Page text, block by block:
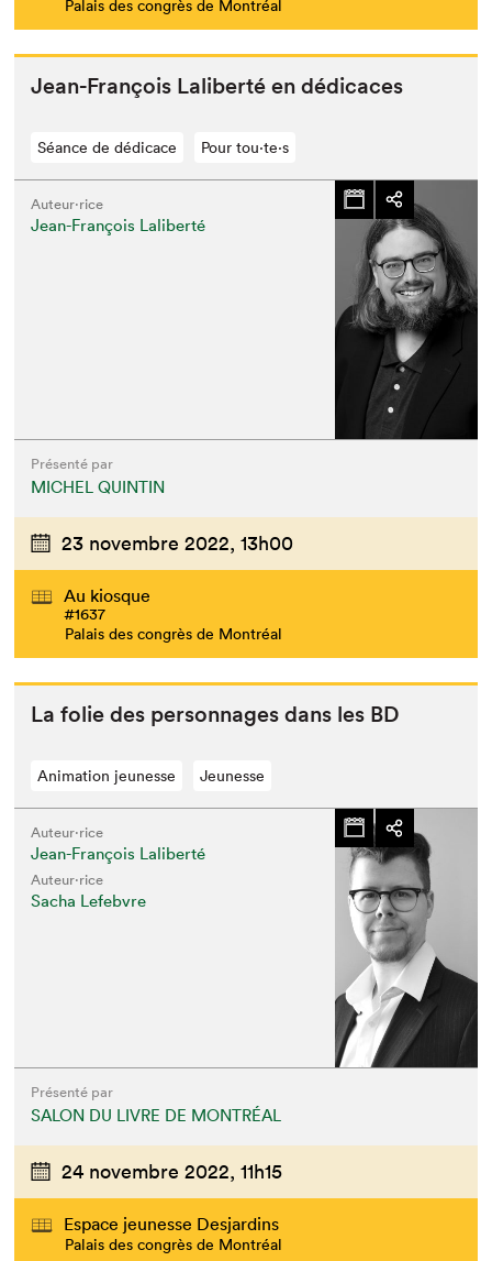
Palais des congrès de Montréal
Jean-François Lal­ib­erté en dédicaces
Séance de dédicace Pour tou⋅te⋅s
Auteur·rice
Jean-François Laliberté
Présenté par
MICHEL QUINTIN
23 novembre 2022, 13h00
Au kiosque
#1637
Palais des congrès de Montréal
La folie des per­son­nages dans les BD
Animation jeunesse Jeunesse
Auteur·rice
Jean-François Laliberté
Auteur·rice
Sacha Lefebvre
Présenté par
SALON DU LIVRE DE MONTRÉAL
24 novembre 2022, 11h15
Espace jeunesse Desjardins
Palais des congrès de Montréal